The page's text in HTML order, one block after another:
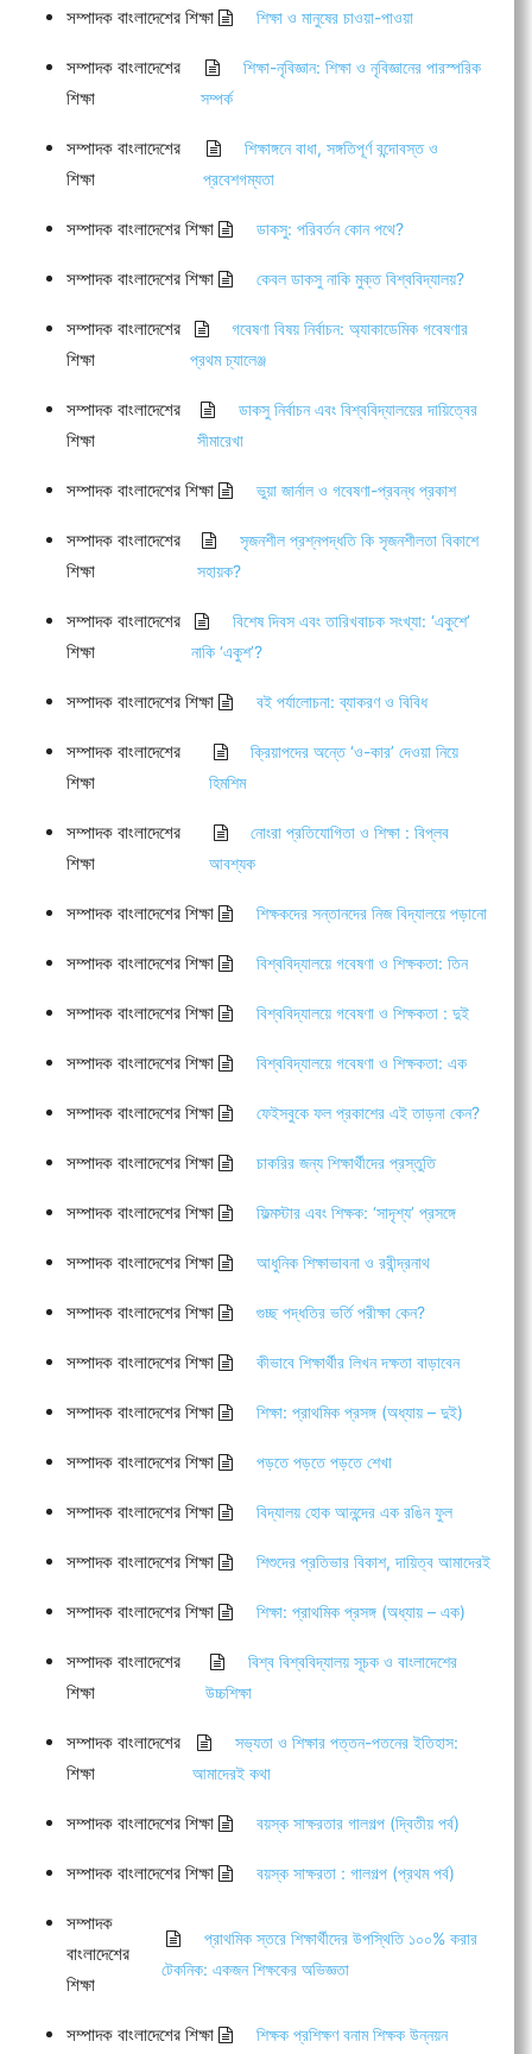
সম্পাদক বাংলাদেশের শিক্ষা শিক্ষা ও মানুষের চাওয়া-পাওয়া
সম্পাদক বাংলাদেশের
শিক্ষা
শিক্ষা-নৃবিজ্ঞান: শিক্ষা ও নৃবিজ্ঞানের পারস্পরিক
সম্পর্ক
সম্পাদক বাংলাদেশের
শিক্ষা
শিক্ষাঙ্গনে বাধা, সঙ্গতিপূর্ণ বন্দোবস্ত ও
প্রবেশগম্যতা
সম্পাদক বাংলাদেশের শিক্ষা ডাকসু: পরিবর্তন কোন পথে?
সম্পাদক বাংলাদেশের শিক্ষা কেবল ডাকসু নাকি মুক্ত বিশ্ববিদ্যালয়?
সম্পাদক বাংলাদেশের
শিক্ষা
গবেষণা বিষয় নির্বাচন: অ্যাকাডেমিক গবেষণার
প্রথম চ্যালেঞ্জ
সম্পাদক বাংলাদেশের
শিক্ষা
ডাকসু নির্বাচন এবং বিশ্ববিদ্যালয়ের দায়িত্বের
সীমারেখা
সম্পাদক বাংলাদেশের শিক্ষা ভুয়া জার্নাল ও গবেষণা-প্রবন্ধ প্রকাশ
সম্পাদক বাংলাদেশের
শিক্ষা
সৃজনশীল প্রশ্নপদ্ধতি কি সৃজনশীলতা বিকাশে
সহায়ক?
সম্পাদক বাংলাদেশের
শিক্ষা
বিশেষ দিবস এবং তারিখবাচক সংখ্যা: ‘একুশে’
নাকি ‘একুশ’?
সম্পাদক বাংলাদেশের শিক্ষা বই পর্যালোচনা: ব্যাকরণ ও বিবিধ
সম্পাদক বাংলাদেশের
শিক্ষা
ক্রিয়াপদের অন্তে ‘ও-কার’ দেওয়া নিয়ে
হিমশিম
সম্পাদক বাংলাদেশের
শিক্ষা
নোংরা প্রতিযোগিতা ও শিক্ষা : বিপ্লব
আবশ্যক
সম্পাদক বাংলাদেশের শিক্ষা শিক্ষকদের সন্তানদের নিজ বিদ্যালয়ে পড়ানো
সম্পাদক বাংলাদেশের শিক্ষা বিশ্ববিদ্যালয়ে গবেষণা ও শিক্ষকতা: তিন
সম্পাদক বাংলাদেশের শিক্ষা বিশ্ববিদ্যালয়ে গবেষণা ও শিক্ষকতা : দুই
সম্পাদক বাংলাদেশের শিক্ষা বিশ্ববিদ্যালয়ে গবেষণা ও শিক্ষকতা: এক
সম্পাদক বাংলাদেশের শিক্ষা ফেইসবুকে ফল প্রকাশের এই তাড়না কেন?
সম্পাদক বাংলাদেশের শিক্ষা চাকরির জন্য শিক্ষার্থীদের প্রস্তুতি
সম্পাদক বাংলাদেশের শিক্ষা ফিল্মস্টার এবং শিক্ষক: ‘সাদৃশ্য’ প্রসঙ্গে
সম্পাদক বাংলাদেশের শিক্ষা আধুনিক শিক্ষাভাবনা ও রবীন্দ্রনাথ
সম্পাদক বাংলাদেশের শিক্ষা গুচ্ছ পদ্ধতির ভর্তি পরীক্ষা কেন?
সম্পাদক বাংলাদেশের শিক্ষা কীভাবে শিক্ষার্থীর লিখন দক্ষতা বাড়াবেন
সম্পাদক বাংলাদেশের শিক্ষা শিক্ষা: প্রাথমিক প্রসঙ্গ (অধ্যায় – দুই)
সম্পাদক বাংলাদেশের শিক্ষা পড়তে পড়তে পড়তে শেখা
সম্পাদক বাংলাদেশের শিক্ষা বিদ্যালয় হোক আনন্দের এক রঙিন ফুল
সম্পাদক বাংলাদেশের শিক্ষা শিশুদের প্রতিভার বিকাশ, দায়িত্ব আমাদেরই
সম্পাদক বাংলাদেশের শিক্ষা শিক্ষা: প্রাথমিক প্রসঙ্গ (অধ্যায় – এক)
সম্পাদক বাংলাদেশের
শিক্ষা
বিশ্ব বিশ্ববিদ্যালয় সূচক ও বাংলাদেশের
উচ্চশিক্ষা
সম্পাদক বাংলাদেশের
শিক্ষা
সভ্যতা ও শিক্ষার পত্তন-পতনের ইতিহাস:
আমাদেরই কথা
সম্পাদক বাংলাদেশের শিক্ষা বয়স্ক সাক্ষরতার গালগল্প (দ্বিতীয় পর্ব)
সম্পাদক বাংলাদেশের শিক্ষা বয়স্ক সাক্ষরতা : গালগল্প (প্রথম পর্ব)
সম্পাদক
বাংলাদেশের
শিক্ষা
প্রাথমিক স্তরে শিক্ষার্থীদের উপস্থিতি ১০০% করার
টেকনিক: একজন শিক্ষকের অভিজ্ঞতা
সম্পাদক বাংলাদেশের শিক্ষা শিক্ষক প্রশিক্ষণ বনাম শিক্ষক উন্নয়ন